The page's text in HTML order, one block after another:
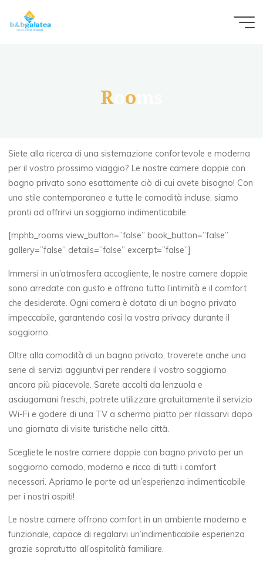
R o
Siete alla ricerca di una sistemazione confortevole e moderna
per il vostro prossimo viaggio? Le nostre camere doppie con
bagno privato sono esattamente ciò di cui avete bisogno! Con
uno stile contemporaneo e tutte le comodità incluse, siamo
pronti ad offrirvi un soggiorno indimenticabile.
[mphb_rooms view_button=”false” book_button=”false”
gallery=”false” details=”false” excerpt=”false”]
Immersi in un’atmosfera accogliente, le nostre camere doppie
sono arredate con gusto e offrono tutta l’intimità e il comfort
che desiderate. Ogni camera è dotata di un bagno privato
impeccabile, garantendo così la vostra privacy durante il
soggiorno.
Oltre alla comodità di un bagno privato, troverete anche una
serie di servizi aggiuntivi per rendere il vostro soggiorno
ancora più piacevole. Sarete accolti da lenzuola e
asciugamani freschi, potrete utilizzare gratuitamente il servizio
Wi-Fi e godere di una TV a schermo piatto per rilassarvi dopo
una giornata di visite turistiche nella città.
Scegliete le nostre camere doppie con bagno privato per un
soggiorno comodo, moderno e ricco di tutti i comfort
necessari. Apriamo le porte ad un’esperienza indimenticabile
per i nostri ospiti!
Le nostre camere offrono comfort in un ambiente moderno e
funzionale, capace di regalarvi un’indimenticabile esperienza
grazie sopratutto all’ospitalità familiare.